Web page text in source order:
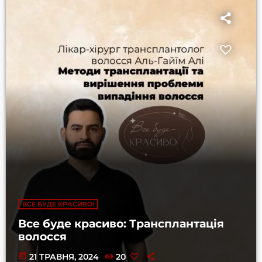
ВСЕ БУДЕ КРАСИВО!
Все буде красиво: Трансплантація
волосся
today 21 ТРАВНЯ, 2024 20